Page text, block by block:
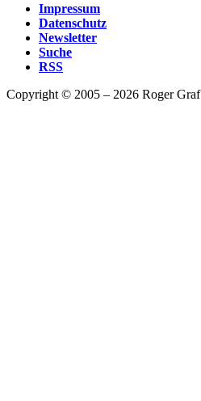
Impressum
Datenschutz
Newsletter
Suche
RSS
Copyright © 2005 – 2026 Roger Graf